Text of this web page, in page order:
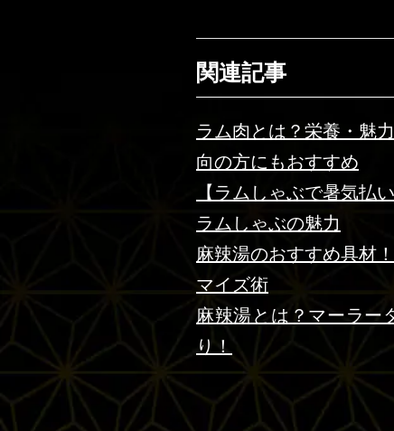
関連記事
ラム肉とは？栄養・魅
向の方にもおすすめ
【ラムしゃぶで暑気払
ラムしゃぶの魅力
麻辣湯のおすすめ具材
マイズ術
麻辣湯とは？マーラー
り！